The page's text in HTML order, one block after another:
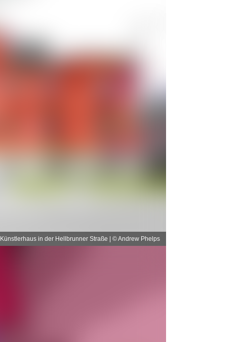
Künstlerhaus in der Hellbrunner Straße | © Andrew Phelps